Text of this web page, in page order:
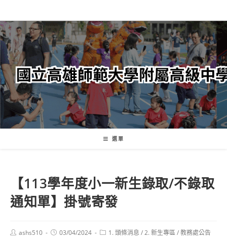
轉
至
主
內
容
選單
【113學年度小一新生錄取/不錄取
通知單】掛號寄發
Postashs510
Post03/04/2024
Post1. 頭條消息 /2. 新生專區/教務處公告